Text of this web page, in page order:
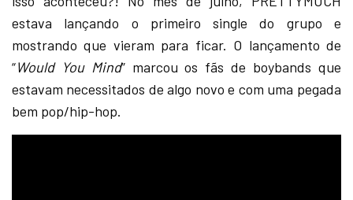
estava lançando o primeiro single do grupo e
mostrando que vieram para ficar. O lançamento de
“Would You Mind” marcou os fãs de boybands que
estavam necessitados de algo novo e com uma pegada
bem pop/hip-hop.